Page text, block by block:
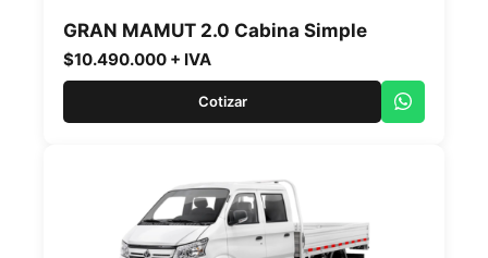
GRAN MAMUT 2.0 Cabina Simple
$10.490.000 + IVA
Cotizar